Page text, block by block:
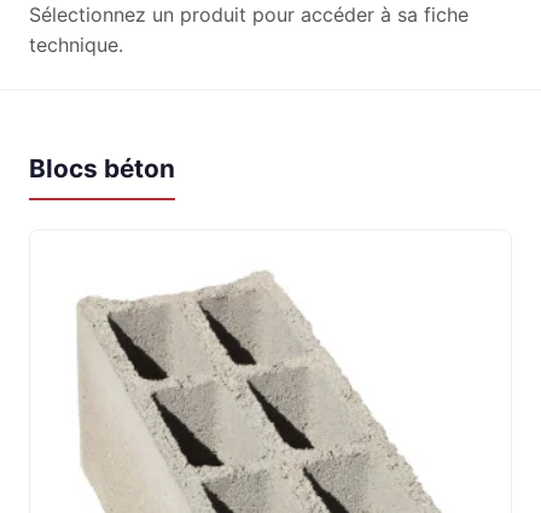
Sélectionnez un produit pour accéder à sa fiche
technique.
Blocs béton